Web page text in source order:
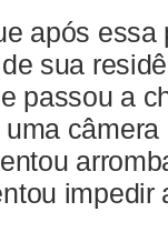
após
sua
passou a
impedir